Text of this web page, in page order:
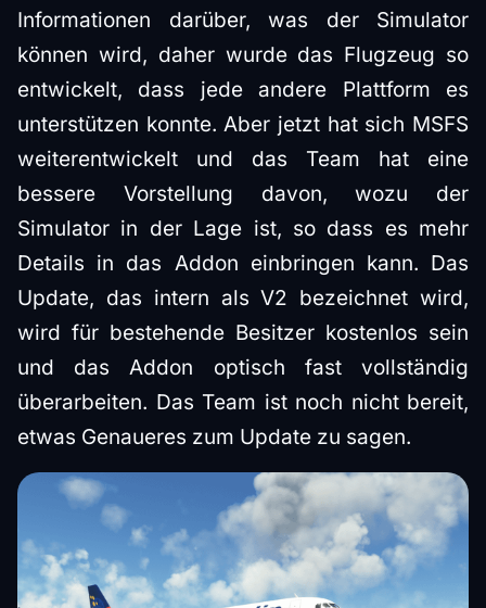
Informationen darüber, was der Simulator
können wird, daher wurde das Flugzeug so
entwickelt, dass jede andere Plattform es
unterstützen konnte. Aber jetzt hat sich MSFS
weiterentwickelt und das Team hat eine
bessere Vorstellung davon, wozu der
Simulator in der Lage ist, so dass es mehr
Details in das Addon einbringen kann. Das
Update, das intern als V2 bezeichnet wird,
wird für bestehende Besitzer kostenlos sein
und das Addon optisch fast vollständig
überarbeiten. Das Team ist noch nicht bereit,
etwas Genaueres zum Update zu sagen.